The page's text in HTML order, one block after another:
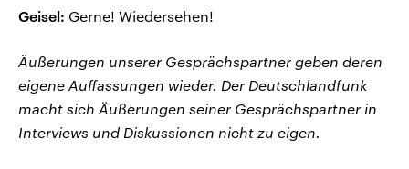
Geisel: Gerne! Wiedersehen!
Äußerungen unserer Gesprächspartner geben deren
eigene Auffassungen wieder. Der Deutschlandfunk
macht sich Äußerungen seiner Gesprächspartner in
Interviews und Diskussionen nicht zu eigen.